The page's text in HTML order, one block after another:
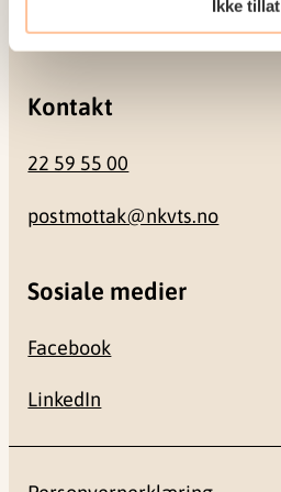
Ikke tillat
0484 Oslo
Kontakt
22 59 55 00
postmottak@nkvts.no
Sosiale medier
Facebook
LinkedIn